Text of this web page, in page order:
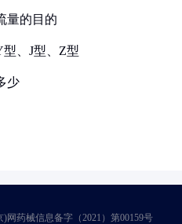
量的目的
、J型、Z型
少
药械信息备字（2021）第00159号